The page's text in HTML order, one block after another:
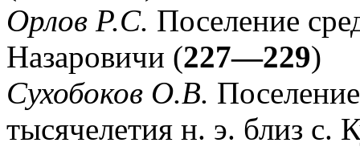
Орлов Р.С. Поселение
Назаровичи (227—229)
Сухобоков О.В.
тысячелетия н. э. близ с.